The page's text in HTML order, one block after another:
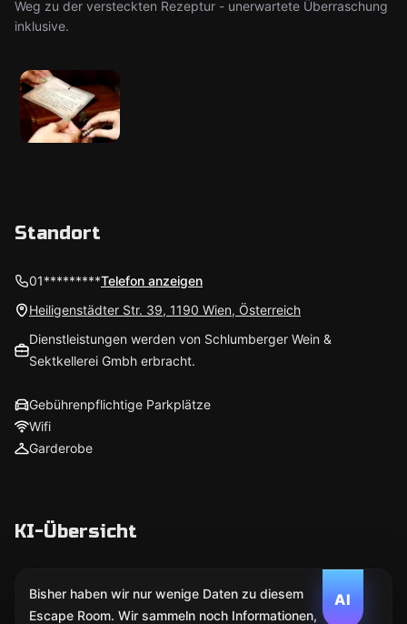
Weg zu der versteckten Rezeptur - unerwartete Überraschung
inklusive.
Standort
01*********Telefon anzeigen
Heiligenstädter Str. 39, 1190 Wien, Österreich
Dienstleistungen werden von Schlumberger Wein &
Sektkellerei Gmbh erbracht.
Gebührenpflichtige Parkplätze
Wifi
Garderobe
KI-Übersicht
AI
Bisher haben wir nur wenige Daten zu diesem
Escape Room. Wir sammeln noch Informationen,